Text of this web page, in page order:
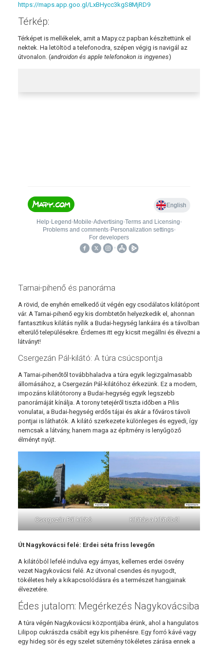
https://maps.app.goo.gl /LxBHycc3kgS8MjRD9
Térkép:
Térképet is mellékelek, amit a Mapy.cz papban készítettünk el
nektek. Ha letöltöd a telefonodra, szépen végig is navigál az
útvonalon. (androidon és apple telefonokon is ingyenes)
Tarnai-pihenő és panoráma
A rövid, de enyhén emelkedő út végén egy csodálatos kilátópont
vár. A Tarnai-pihenő egy kis dombtetőn helyezkedik el, ahonnan
fantasztikus kilátás nyílik a Budai-hegység lankáira és a távolban
elterülő településekre. Érdemes itt egy kicsit megállni és élvezni a
látványt!
Csergezán Pál-kilátó: A túra csúcspontja
A Tarnai-pihenőtől továbbhaladva a túra egyik legizgalmasabb
állomásához, a Csergezán Pál-kilátóhoz érkezünk. Ez a modern,
impozáns kilátótorony a Budai-hegység egyik legszebb
panorámáját kínálja. A torony tetejéről tiszta időben a Pilis
vonulatai, a Budai-hegység erdős tájai és akár a főváros távoli
pontjai is láthatók. A kilátó szerkezete különleges és egyedi, így
nemcsak a látvány, hanem maga az építmény is lenyűgöző
élményt nyújt.
Csergezán Pál kilátó Kilátás a kilátóból
Út Nagykovácsi felé: Erdei séta friss levegőn
A kilátóból lefelé indulva egy árnyas, kellemes erdei ösvény
vezet Nagykovácsi felé. Az útvonal csendes és nyugodt,
tökéletes hely a kikapcsolódásra és a természet hangjainak
élvezetére.
Édes jutalom: Megérkezés Nagykovácsiba
A túra végén Nagykovácsi központjába érünk, ahol a hangulatos
Lilipop cukrászda csábít egy kis pihenésre. Egy forró kávé vagy
egy hideg sör és egy szelet sütemény tökéletes zárása ennek a